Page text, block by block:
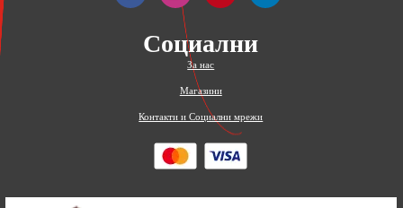
Социални
За нас
Магазини
Контакти и Социални мрежи